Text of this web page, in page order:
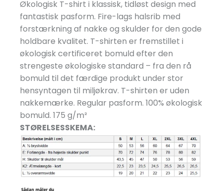
Økologisk T-shirt i klassisk, tidløst design med
fantastisk pasform. Fire-lags halsrib med
forstærkning af nakke og skulder for den gode
holdbare kvalitet. T-shirten er fremstillet i
økologisk certificeret bomuld efter den
strengeste økologiske standard – fra den rå
bomuld til det færdige produkt under stor
hensyntagen til miljøkrav. T-shirten er uden
nakkemærke. Regular pasform. 100% økologisk
bomuld. 175 g/m²
STØRELSESSKEMA: